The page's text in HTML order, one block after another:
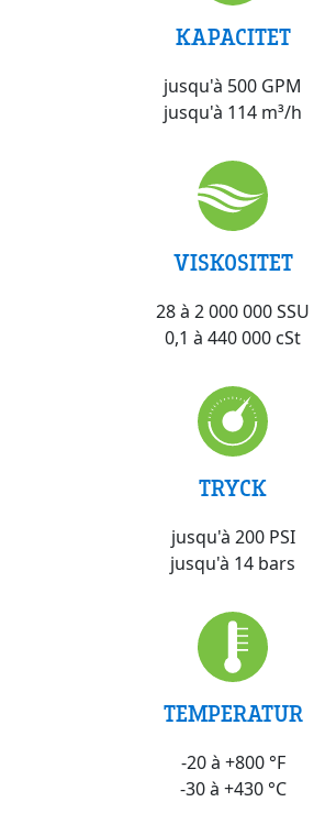
KAPACITET
jusqu'à 500 GPM
jusqu'à 114 m³/h
VISKOSITET
28 à 2 000 000 SSU
0,1 à 440 000 cSt
TRYCK
jusqu'à 200 PSI
jusqu'à 14 bars
TEMPERATUR
-20 à +800 °F
-30 à +430 °C